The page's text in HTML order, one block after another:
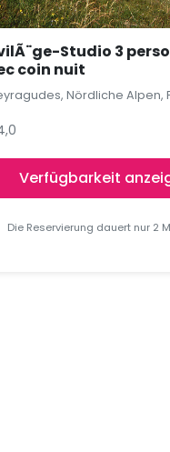
Studio 3
coin nuit
Nördliche Alpen,
Verfügbarkeit
Die Reservierung dauert nur 2